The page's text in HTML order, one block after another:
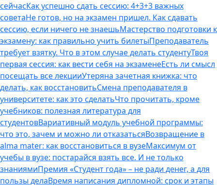
сейчасКак успешно сдать сессию: 4+3+3 важных
советаНе готов, но на экзамен пришел. Как сдавать
сессию, если ничего не знаешьМастерство подготовки к
экзамену: как правильно учить билетыПреподаватель
требует взятку. Что в этом случае делать студентуТвоя
первая сессия: как вести себя на экзаменеЕсть ли смысл
посещать все лекцииУтеряна зачетная книжка: что
делать, как восстановитьСмена преподавателя в
университете: как это сделатьЧто прочитать, кроме
учебников: полезная литература для
студентовВариативный модуль учебной программы:
что это, зачем и можно ли отказатьсяВозвращение в
alma mater: как восстановиться в вузеМаксимум от
учебы в вузе: постарайся взять все. И не только
знаниямиПремия «Студент года» – не ради денег, а для
пользы делаВремя написания дипломной: срок и этапы